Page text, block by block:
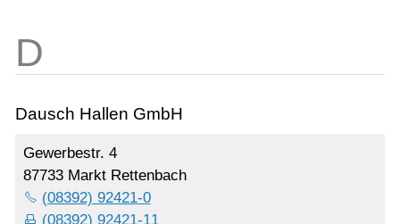
Dausch Hallen GmbH
Gewerbestr. 4
87733 Markt Rettenbach
(08392) 92421-0
(08392) 92421-11